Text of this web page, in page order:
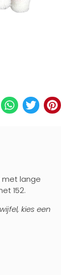
met lange
152.
kies een